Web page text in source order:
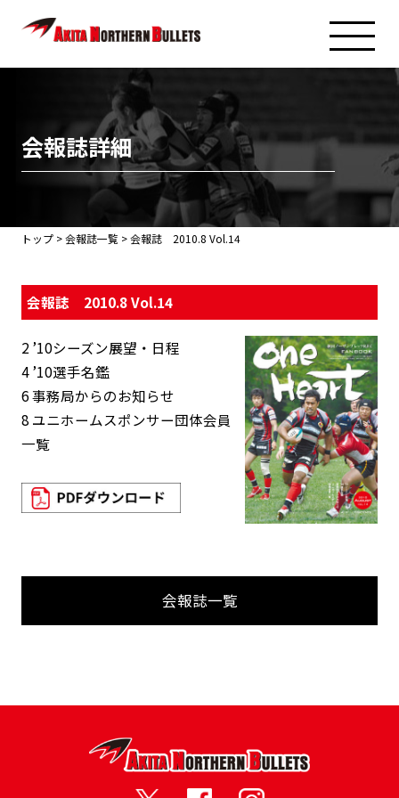
会報誌詳細
トップ>会報誌一覧 > 会報誌 2010.8 Vol.14
会報誌 2010.8 Vol.14
2 ’10シーズン展望・日程
4 ’10選手名鑑
6 事務局からのお知らせ
8 ユニホームスポンサー団体会員
一覧
会報誌一覧